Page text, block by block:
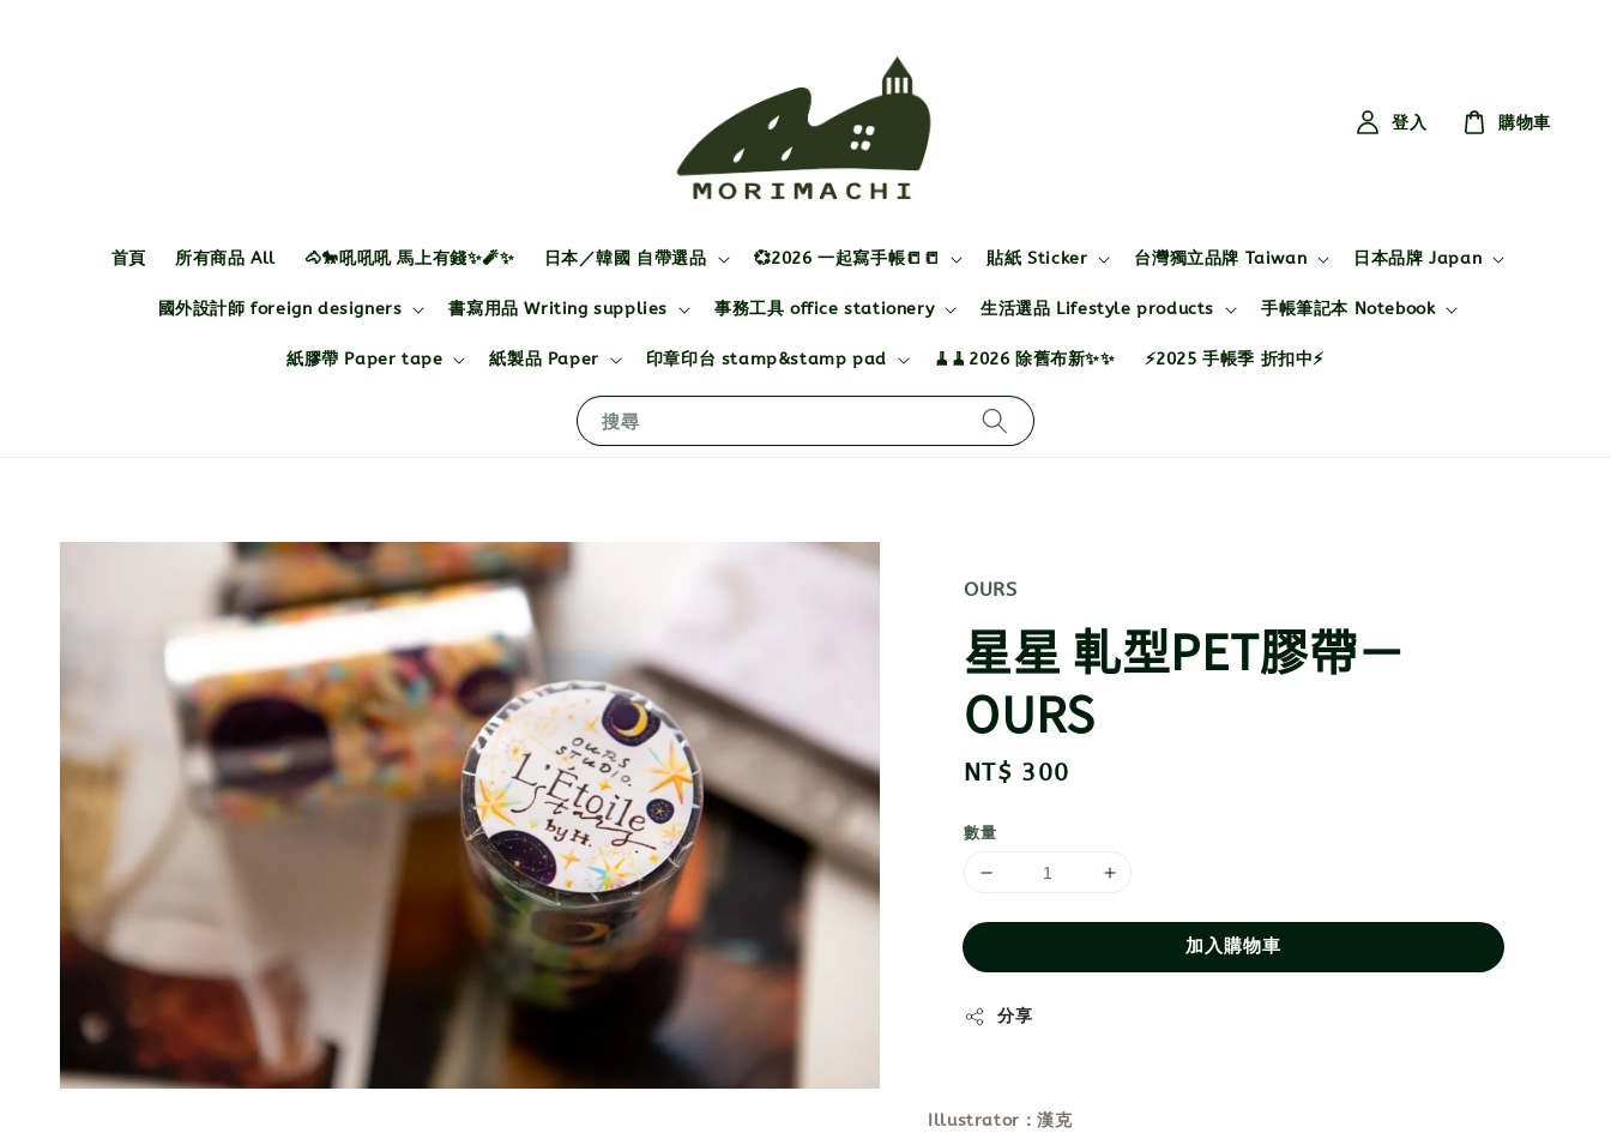
搜尋
首頁 所有商品 All 🐴🐎吼吼吼 馬上有錢✨🧨✨ 日本／韓國 自帶選品 💞2026 一起寫手帳📒📒 貼紙 Sticker 台灣獨立品牌 Taiwan 日本品牌 Japan
國外設計師 foreign designers 書寫用品 Writing supplies 事務工具 office stationery 生活選品 Lifestyle products 手帳筆記本 Notebook
紙膠帶 Paper tape 紙製品 Paper 印章印台 stamp&stamp pad 🧹🧹2026 除舊布新✨✨ ⚡2025 手帳季 折扣中⚡
登入 購物車
OURS
星星 軋型PET膠帶－
OURS
Regular
NT$ 300
數量
加入購物車
分享
Illustrator：漢克